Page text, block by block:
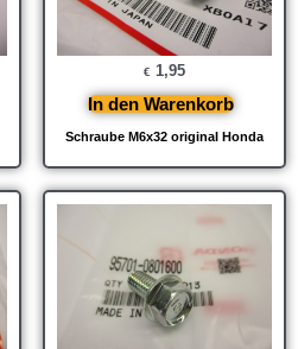
Schraube M6x32 original Honda
€ 1,95
In den Warenkorb